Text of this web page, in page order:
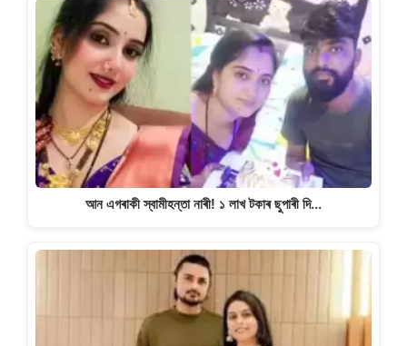
আন এগৰাকী স্বামীহন্তা নাৰী! ১ লাখ টকাৰ ছুপাৰী দি…